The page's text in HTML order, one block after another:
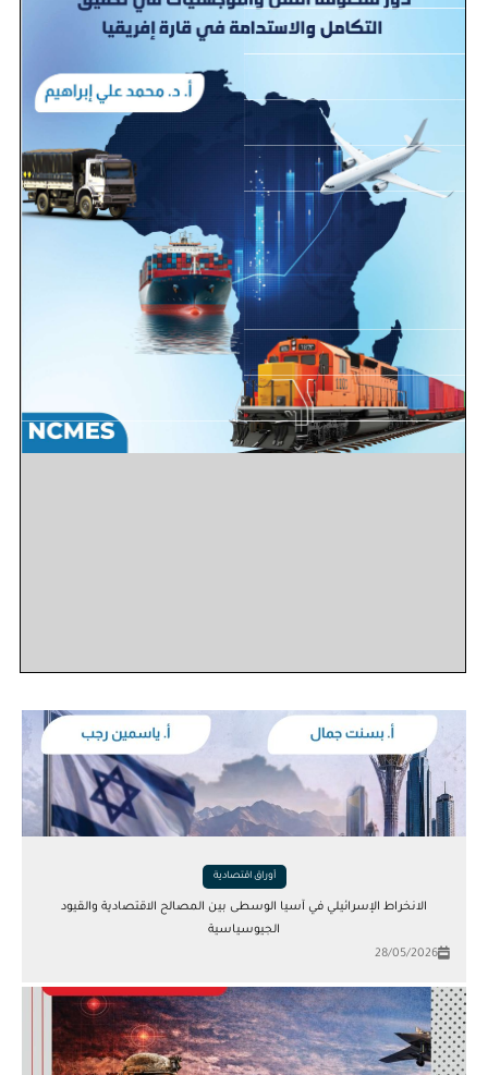
أوراق اقتصادية
الانخراط الإسرائيلي في آسيا الوسطى بين المصالح الاقتصادية والقيود
الجيوسياسية
28/05/2026